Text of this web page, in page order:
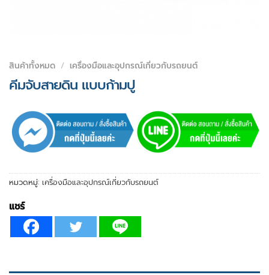
สินค้าทั้งหมด / เครื่องมือและอุปกรณ์เกี่ยวกับรถยนต์
คีมจับสายดิน แบบก้ามปู
หมวดหมู่: เครื่องมือและอุปกรณ์เกี่ยวกับรถยนต์
แชร์